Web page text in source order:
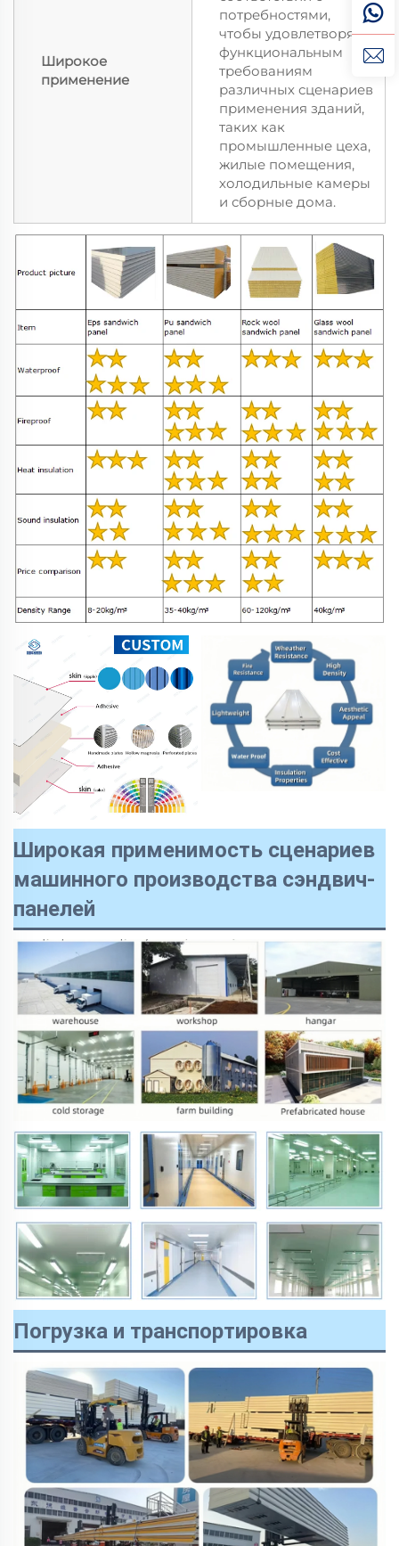
Широкое
применение
потребностями,
чтобы удовлетворять
функциональным
требованиям
различных сценариев
применения зданий,
таких как
промышленные цеха,
жилые помещения,
холодильные камеры
и сборные дома.
Широкая применимость сценариев
машинного производства сэндвич-
панелей
Погрузка и транспортировка